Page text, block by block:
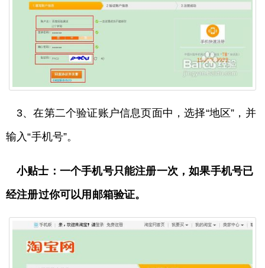
3、在第二个验证账户信息页面中，选择“地区”，并
输入“手机号”。
小贴士：一个手机号只能注册一次，如果手机号已
经注册过你可以用邮箱验证。